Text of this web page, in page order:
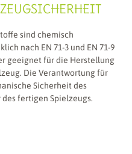
sind chemisch
nach EN 71-3 und EN 71-9
geeignet für die Herstellung
Die Verantwortung für
Sicherheit des
fertigen Spielzeugs.